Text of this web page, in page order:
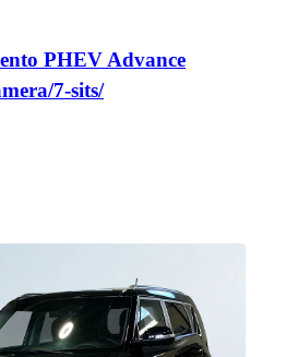
PHEV Advance
7-sits/